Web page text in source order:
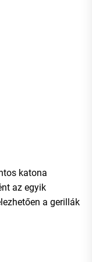
katona
az egyik
a gerillák